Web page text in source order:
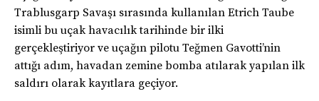
Trablusgarp Savaşı sırasında kullanılan Etrich Taube
isimli bu uçak havacılık tarihinde bir ilki
gerçekleştiriyor ve uçağın pilotu Teğmen Gavotti’nin
attığı adım, havadan zemine bomba atılarak yapılan ilk
saldırı olarak kayıtlara geçiyor.